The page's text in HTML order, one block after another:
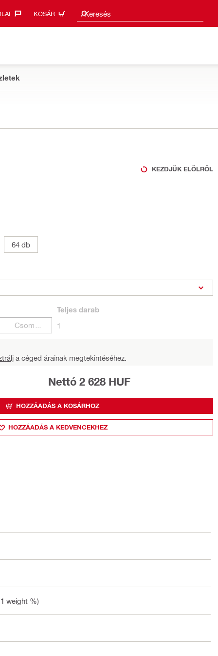
KOSÁR Keresés
Keresési javaslatok
KEZDJÜK ELÖLRŐL
64 db
Teljes darab
1
a céged árainak megtekintéséhez.
Nettó 2 628 HUF
HOZZÁADÁS A KOSÁRHOZ
HOZZÁADÁS A KEDVENCEKHEZ
weight %)